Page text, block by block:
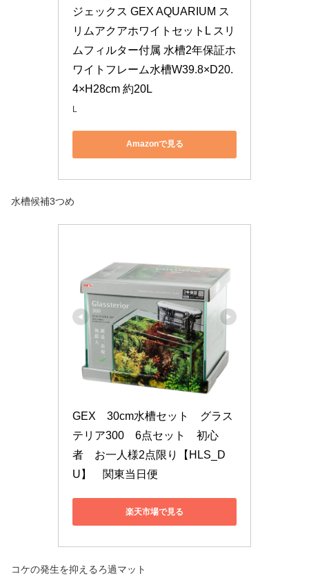
ジェックス GEX AQUARIUM ス
リムアクアホワイトセットL スリ
ムフィルター付属 水槽2年保証ホ
ワイトフレーム水槽W39.8×D20.
4×H28cm 約20L
L
Amazonで見る
水槽候補3つめ
GEX　30cm水槽セット　グラス
テリア300　6点セット　初心
者　お一人様2点限り【HLS_D
U】　関東当日便
楽天市場で見る
コケの発生を抑えるろ過マット